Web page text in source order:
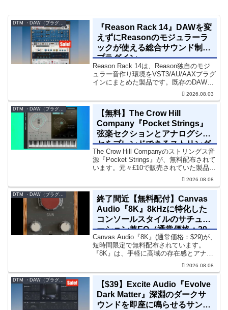
DTM ・DAW（プラグイン、シンセなど）のセール情報
『Reason Rack 14』DAWを変
えずにReasonのモジュラーラ
ックが使える総合サウンド制作
プラグイン
Reason Rack 14は、Reason独自のモジ
ュラー音作り環境をVST3/AU/AAXプラグ
インにまとめた製品です。既存のDAWを
乗り換えることなく、68種類のシンセや
エフェクト、CV配線をそのままトラック
2026.08.03
【無料】The Crow Hill
Company『Pocket Strings』
弦楽セクションとアナログシン
セをブレンドできるストリング
ス音源プラグイン
The Crow Hill Companyのストリングス音
源『Pocket Strings』が、無料配布されて
います。元々£10で販売されていた製品で
す。『Pocket Strings』についてPocket
2026.08.08
終了間近【無料配付】Canvas
Audio『8K』8kHzに特化した
コンソールスタイルのサチュレ
ーション兼EQ（通常価格：29
ドル）
Canvas Audio『8K』(通常価格：$29)が、
短時間限定で無料配布されています。
『8K』は、手軽に高域の存在感とアナロ
グ的な質感をミックスに加えることがで
きる「8kHz」に特化したコンソールスタ
2026.08.08
DTM ・DAW（プラグイン、シンセなど）のセール情報
【$39】Excite Audio『Evolve
Dark Matter』深淵のダークサ
ウンドを即座に鳴らせるサンプ